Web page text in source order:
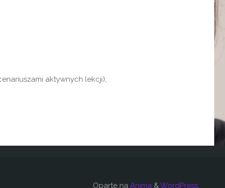
aktywnych lekcji);
Oparte na Anima &WordPress.